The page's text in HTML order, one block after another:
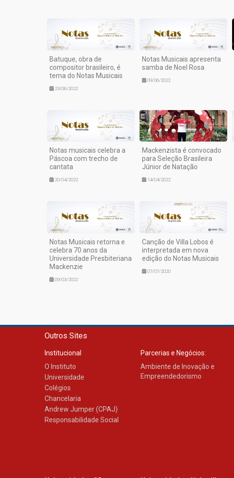
Batuque, obra de
compositor brasileiro, é
tema do Notas Musicais
23/06/2022
Notas Musicais apresenta
samba de Noel Rosa
09/06/2022
Notas musicais celebra a
Páscoa com trecho de
cantata
20/04/2022
Mackenzista é convocado
para Seleção Brasileira
Júnior de Natação
14/04/2022
Notas Musicais retorna e
celebra 70 anos da
Universidade Presbiteriana
Mackenzie
09/03/2022
Canção de Villa Lobos é
interpretada em nova
edição do Notas Musicais
07/07/2020
Outros Sites
Institucional
O Instituto
Universidade
Colégios
Chancelaria
Andrew Jumper (CPAJ)
Responsabilidade Social
Parcerias e Negócios:
Ambiente de Inovação e
Empreendedorismo